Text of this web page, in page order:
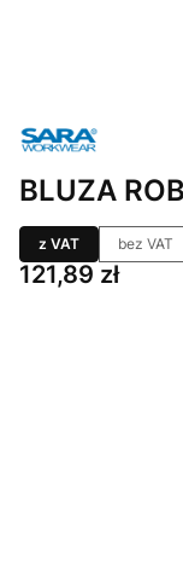
BLUZA
z VAT bez VAT
Cena
121,89 zł